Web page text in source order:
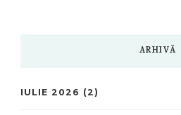
ARHIVĂ
IULIE 2026 (2)